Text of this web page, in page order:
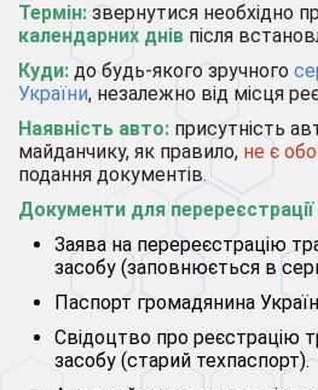
Термін:звернутися необхідно
календарних днів після
Куди: до будь-якого зручного
України, незалежно від місця
Наявність авто: присутність
майданчику, як правило, не є
подання документів.
Документи для
Заява на перереєстрацію
засобу (заповнюється в
Паспорт громадянина
Свідоцтво про реєстрацію
засобу (старий техпаспорт).